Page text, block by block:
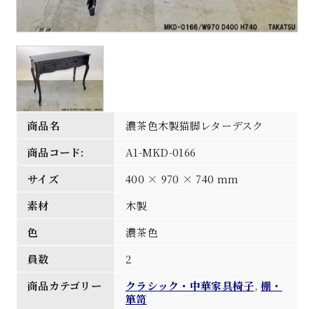
商品名
濃茶色木製猫脚レターデスク
商品コード:
A1-MKD-0166
サイズ
400 × 970 × 740 mm
素材
木製
色
濃茶色
員数
2
商品カテゴリー
クラシック・中華家具椅子,棚・
箪笥